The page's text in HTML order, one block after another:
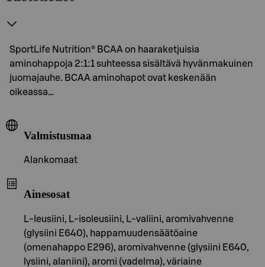
SportLife Nutrition® BCAA on haaraketjuisia
aminohappoja 2:1:1 suhteessa sisältävä hyvänmakuinen
juomajauhe. BCAA aminohapot ovat keskenään
oikeassa…
Valmistusmaa
Alankomaat
Ainesosat
L-leusiini, L-isoleusiini, L-valiini, aromivahvenne
(glysiini E640), happamuudensäätöaine
(omenahappo E296), aromivahvenne (glysiini E640,
lysiini, alaniini), aromi (vadelma), väriaine